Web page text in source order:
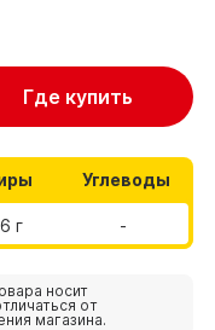
Где купить
Углеводы
г -
носит
от
магазина.